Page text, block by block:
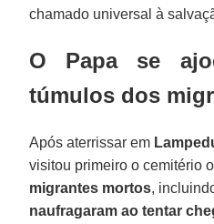
chamado universal à
O Papa se
túmulos dos
Após aterrissar em
visitou primeiro o cemitério
migrantes mortos,
naufragaram ao tentar